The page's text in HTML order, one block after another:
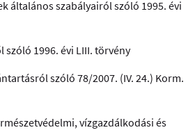
általános szabályairól szóló 1995. évi
szóló 1996. évi LIII. törvény
szóló 78/2007. (IV. 24.) Korm.
vízgazdálkodási és